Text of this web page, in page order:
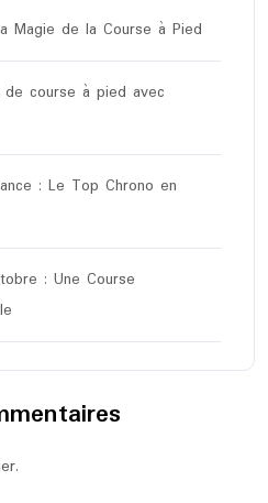
Magie de la Course à Pied
course à pied avec
: Le Top Chrono en
: Une Course